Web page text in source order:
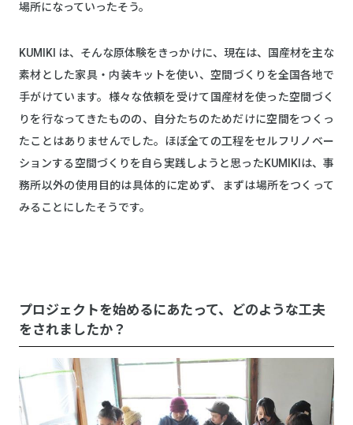
場所になっていったそう。
KUMIKI は、そんな原体験をきっかけに、現在は、国産材を主な
素材とした家具・内装キットを使い、空間づくりを全国各地で
手がけています。様々な依頼を受けて国産材を使った空間づく
りを行なってきたものの、自分たちのためだけに空間をつくっ
たことはありませんでした。ほぼ全ての工程をセルフリノベー
ションする空間づくりを自ら実践しようと思ったKUMIKIは、事
務所以外の使用目的は具体的に定めず、まずは場所をつくって
みることにしたそうです。
プロジェクトを始めるにあたって、どのような工夫
をされましたか？